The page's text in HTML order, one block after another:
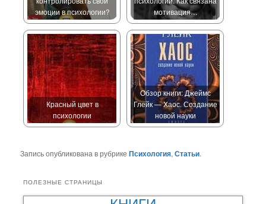
эмоции в психологии?
мотивация…
Красный цвет в
психологии
Обзор книги: Джеймс
Глейк — Хаос. Создание
новой науки
Запись опубликована в рубрикеПсихология,Статьи.
ПОЛЕЗНЫЕ СТРАНИЦЫ